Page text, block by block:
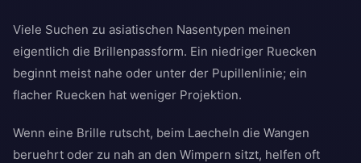
Viele Suchen zu asiatischen Nasentypen meinen
eigentlich die Brillenpassform. Ein niedriger Ruecken
beginnt meist nahe oder unter der Pupillenlinie; ein
flacher Ruecken hat weniger Projektion.
Wenn eine Brille rutscht, beim Laecheln die Wangen
beruehrt oder zu nah an den Wimpern sitzt, helfen oft